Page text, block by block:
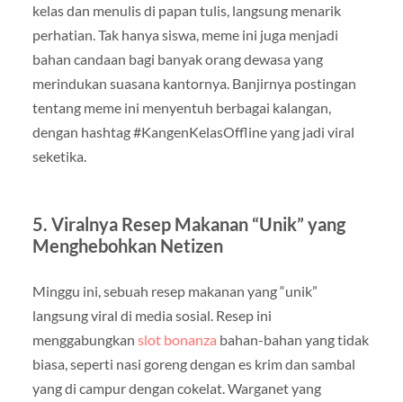
kelas dan menulis di papan tulis, langsung menarik
perhatian. Tak hanya siswa, meme ini juga menjadi
bahan candaan bagi banyak orang dewasa yang
merindukan suasana kantornya. Banjirnya postingan
tentang meme ini menyentuh berbagai kalangan,
dengan hashtag #KangenKelasOffline yang jadi viral
seketika.
5. Viralnya Resep Makanan “Unik” yang
Menghebohkan Netizen
Minggu ini, sebuah resep makanan yang “unik”
langsung viral di media sosial. Resep ini
menggabungkan slot bonanza bahan-bahan yang tidak
biasa, seperti nasi goreng dengan es krim dan sambal
yang di campur dengan cokelat. Warganet yang